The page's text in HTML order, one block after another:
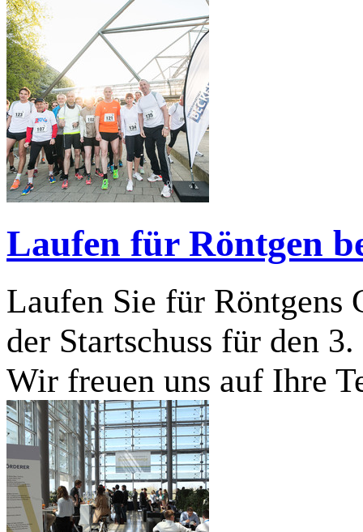
Laufen für Röntgen
Laufen Sie für Röntgens
der Startschuss für den
Wir freuen uns auf Ihre